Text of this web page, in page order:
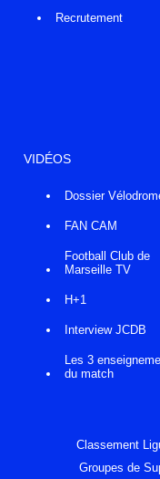
Recrutement
VIDÉOS
Dossier
FAN CAM
Football Club de
Marseille TV
H+1
Interview JCDB
Les 3
du match
Classement
Groupes de